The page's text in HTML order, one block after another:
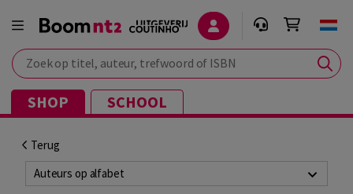
Zoek op titel, auteur, trefwoord of ISBN
SHOP SCHOOL
Terug
Auteurs op alfabet